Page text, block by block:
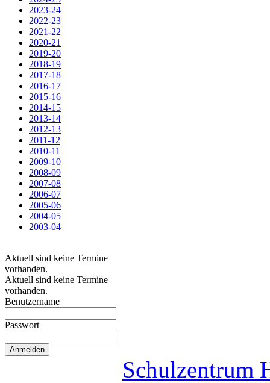
2023-24
2022-23
2021-22
2020-21
2019-20
2018-19
2017-18
2016-17
2015-16
2014-15
2013-14
2012-13
2011-12
2010-11
2009-10
2008-09
2007-08
2006-07
2005-06
2004-05
2003-04
Aktuell sind keine Termine
vorhanden.
Aktuell sind keine Termine
vorhanden.
Benutzername
Passwort
Schulzentrum